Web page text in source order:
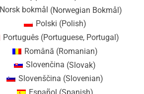
Norsk bokmål (Norwegian Bokmål)
Polski (Polish)
Português(Portuguese, Portugal)
Română (Romanian)
Slovenčina (Slovak)
Slovenščina (Slovenian)